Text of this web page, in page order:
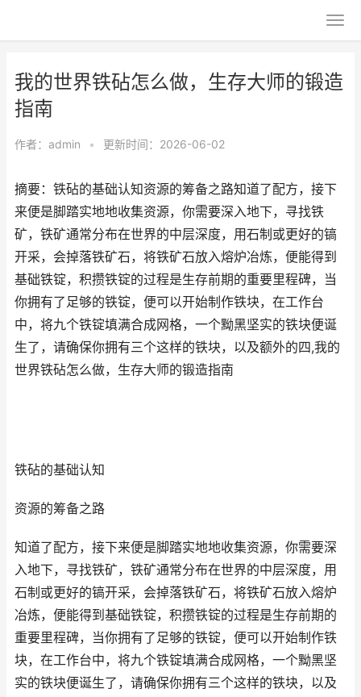
我的世界铁砧怎么做，生存大师的锻造
指南
作者： admin • 更新时间：2026-06-02
摘要：铁砧的基础认知资源的筹备之路知道了配方，接下
来便是脚踏实地地收集资源，你需要深入地下，寻找铁
矿，铁矿通常分布在世界的中层深度，用石制或更好的镐
开采，会掉落铁矿石，将铁矿石放入熔炉冶炼，便能得到
基础铁锭，积攒铁锭的过程是生存前期的重要里程碑，当
你拥有了足够的铁锭，便可以开始制作铁块，在工作台
中，将九个铁锭填满合成网格，一个黝黑坚实的铁块便诞
生了，请确保你拥有三个这样的铁块，以及额外的四,我的
世界铁砧怎么做，生存大师的锻造指南
铁砧的基础认知
资源的筹备之路
知道了配方，接下来便是脚踏实地地收集资源，你需要深
入地下，寻找铁矿，铁矿通常分布在世界的中层深度，用
石制或更好的镐开采，会掉落铁矿石，将铁矿石放入熔炉
冶炼，便能得到基础铁锭，积攒铁锭的过程是生存前期的
重要里程碑，当你拥有了足够的铁锭，便可以开始制作铁
块，在工作台中，将九个铁锭填满合成网格，一个黝黑坚
实的铁块便诞生了，请确保你拥有三个这样的铁块，以及